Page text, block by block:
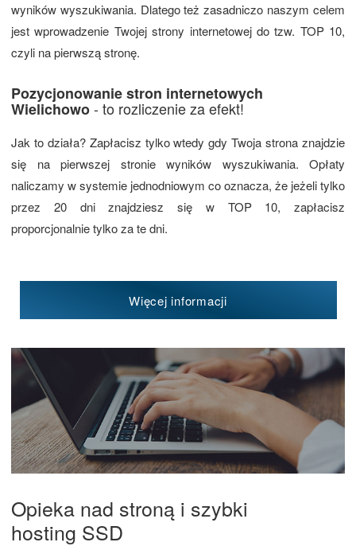
wyników wyszukiwania. Dlatego też zasadniczo naszym celem
jest wprowadzenie Twojej strony internetowej do tzw. TOP 10,
czyli na pierwszą stronę.
Pozycjonowanie stron internetowych
Wielichowo- to rozliczenie za efekt!
Jak to działa? Zapłacisz tylko wtedy gdy Twoja strona znajdzie
się na pierwszej stronie wyników wyszukiwania. Opłaty
naliczamy w systemie jednodniowym co oznacza, że jeżeli tylko
przez 20 dni znajdziesz się w TOP 10, zapłacisz
proporcjonalnie tylko za te dni.
Więcej informacji
Opieka nad stroną i szybki
hosting SSD